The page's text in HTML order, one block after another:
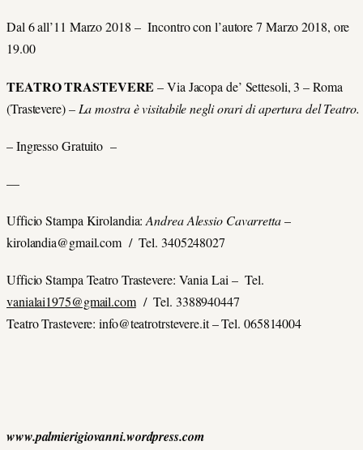
Dal 6 all’11 Marzo 2018 – Incontro con l’autore 7 Marzo 2018, ore
19.00
TEATRO TRASTEVERE – Via Jacopa de’ Settesoli, 3 – Roma
(Trastevere)– La mostra è visitabile negli orari di apertura del Teatro.
– Ingresso Gratuito –
—
Ufficio Stampa Kirolandia:Andrea Alessio Cavarretta–
kirolandia@gmail.com / Tel. 3405248027
Ufficio Stampa Teatro Trastevere: Vania Lai – Tel.
vanialai1975@gmail.com/ Tel. 3388940447
Teatro Trastevere: info@teatrotrstevere.it – Tel. 065814004
www.palmierigiovanni.wordpress.com